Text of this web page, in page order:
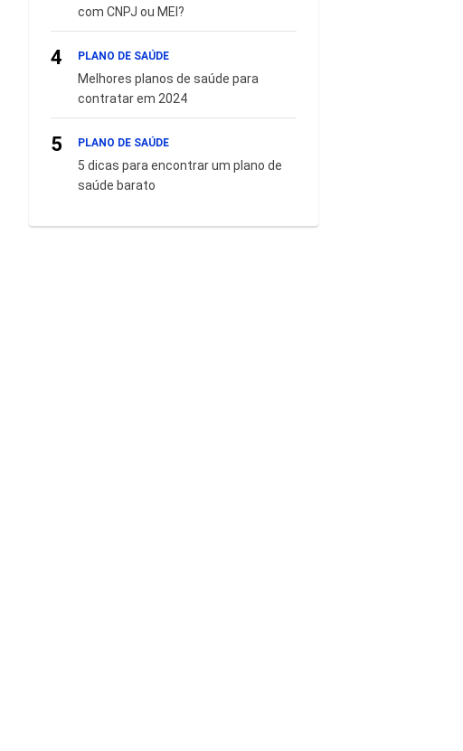
com CNPJ ou MEI?
4 PLANO DE SAÚDE
Melhores planos de saúde para
contratar em 2024
5 PLANO DE SAÚDE
5 dicas para encontrar um plano de
saúde barato